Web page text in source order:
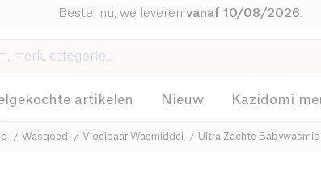
Bestel nu, we leveren vanaf 10/08/2026
artikelen Nieuw Kazidomi
Wasgoed Vloeibaar Wasmiddel Ultra Zachte